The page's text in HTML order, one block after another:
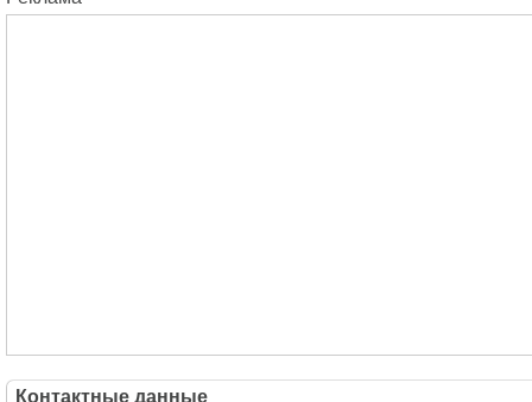
Контактные данные